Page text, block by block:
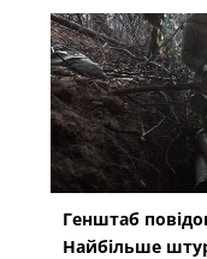
Генштаб
Найбільше